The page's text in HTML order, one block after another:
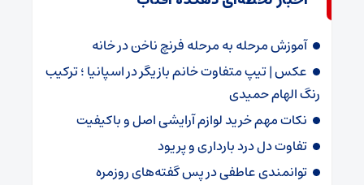
آموزش مرحله به مرحله فرنچ ناخن در خانه
عکس | تیپ متفاوت خانم بازیگر در اسپانیا ؛ ترکیب
رنگ الهام حمیدی
نکات مهم خرید لوازم آرایشی اصل و باکیفیت
تفاوت دل درد بارداری و پریود
توانمندی عاطفی در پس گفته‌های روزمره